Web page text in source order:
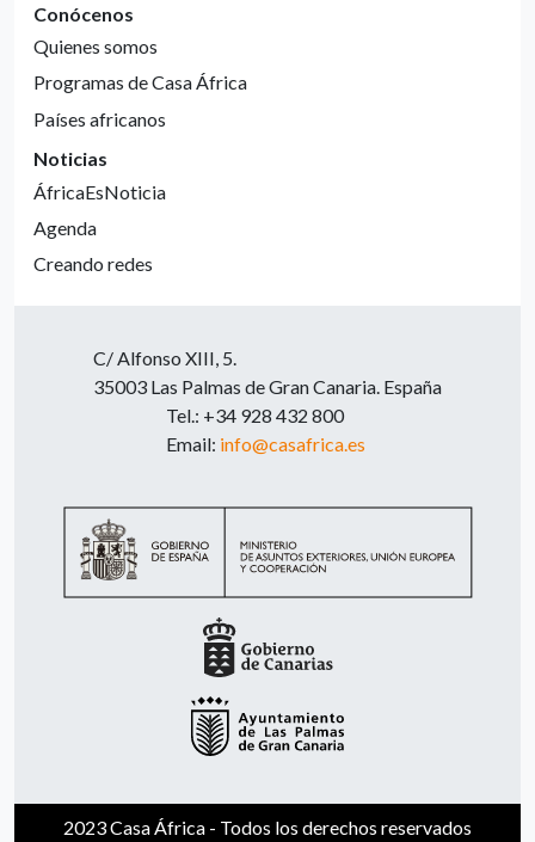
Conócenos
Quienes somos
Programas de Casa África
Países africanos
Noticias
ÁfricaEsNoticia
Agenda
Creando redes
C/ Alfonso XIII, 5.
35003 Las Palmas de Gran Canaria. España
Tel.: +34 928 432 800
Email: info@casafrica.es
2023 Casa África - Todos los derechos reservados